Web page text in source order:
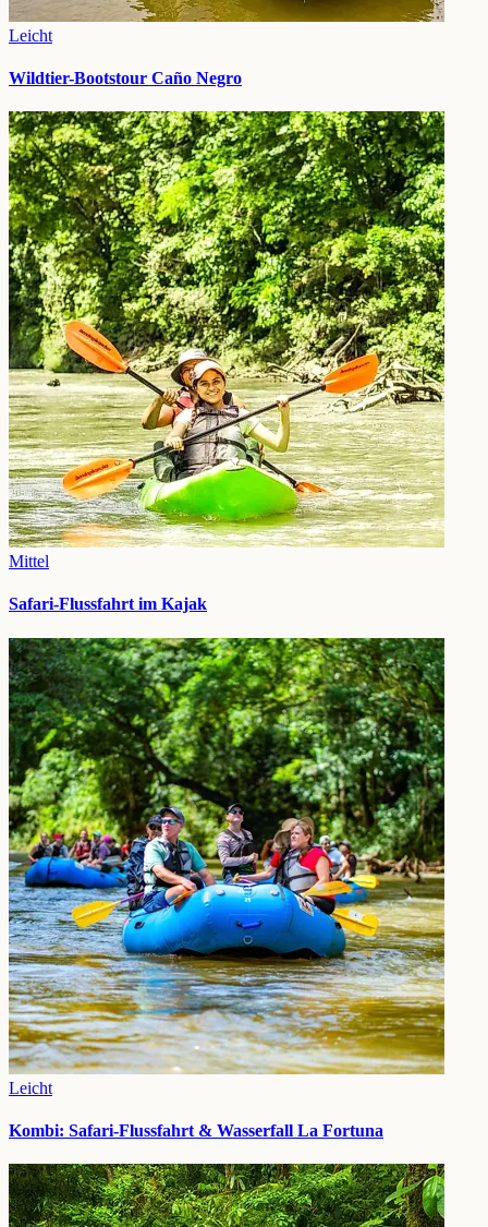
Leicht
Wildtier-Bootstour Caño Negro
Mittel
Safari-Flussfahrt im Kajak
Leicht
Kombi: Safari-Flussfahrt & Wasserfall La Fortuna